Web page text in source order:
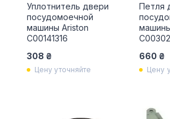
Уплотнитель двери
посудомоечной
машины Ariston
C00141316
308 ₴
Цену уточняйте
Петля
660 ₴
Цену